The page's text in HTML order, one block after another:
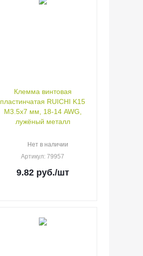
Клемма винтовая
пластинчатая RUICHI K15
M3.5x7 мм, 18-14 AWG,
лужёный металл
Нет в наличии
Артикул: 79957
9.82руб./шт